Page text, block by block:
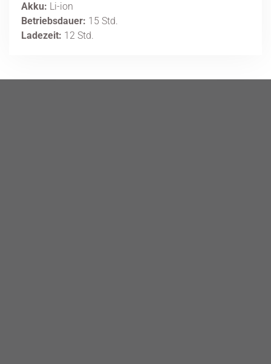
Akku: Li-ion
Betriebsdauer: 15 Std.
Ladezeit: 12 Std.